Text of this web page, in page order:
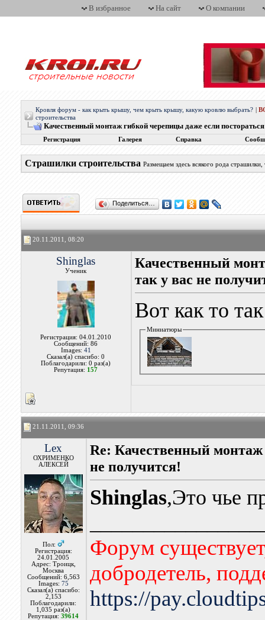
В избранное На сайт О компании
Кровля форум - как крыть крышу, чем крыть крышу, какую кровлю выбрать?
строительства
Качественный монтаж гибкой черепицы даже если
Регистрация Галерея Справка
Страшилки строительства Размещаем здесь всякого рода
Поделиться…
20.11.2011, 08:20
Shinglas
Ученик
Регистрация: 04.01.2010
Сообщений: 86
Images: 41
Сказал(а) спасибо: 0
Поблагодарили: 0 раз(а)
Репутация: 157
Качественный
так у вас не
Вот как то
Миниатюры
21.11.2011, 09:36
Lex
ОХРИМЕНКО
АЛЕКСЕЙ
Пол:
Регистрация:
24.01.2005
Адрес: Троицк,
Москва
Сообщений: 6,563
Images: 75
Сказал(а) спасибо:
2,153
Поблагодарили:
1,035 раз(а)
Репутация:39614
Re: Качественный монтаж
не получится!
Shinglas,Это чье
Форум
добродетель,
https://